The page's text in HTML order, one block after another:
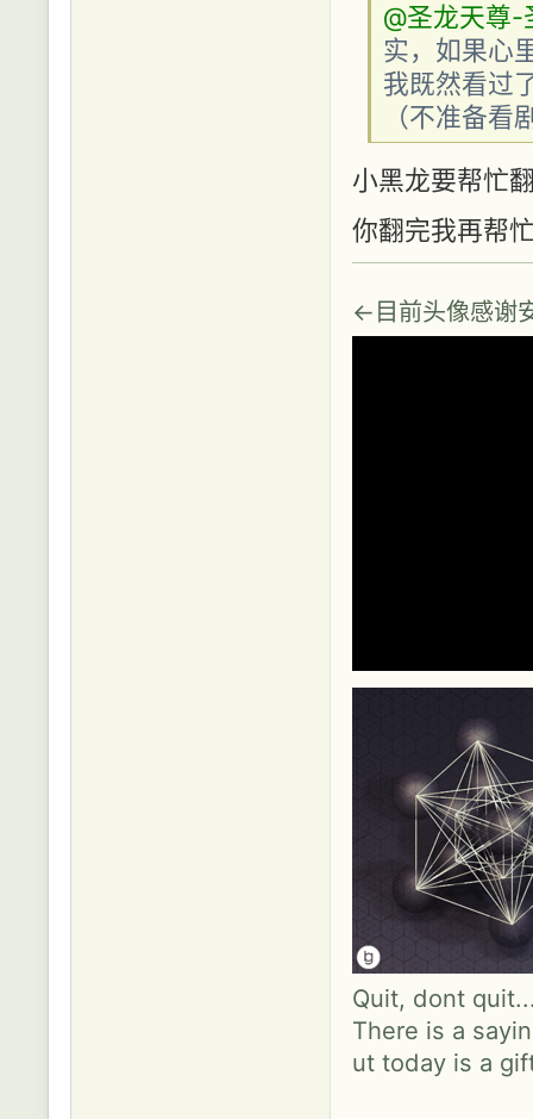
@圣龙天尊-
实，如果心
我既然看过
（不准备看
小黑龙要帮忙
你翻完我再帮
←目前头像感谢
Quit, dont
There is a
ut today is a